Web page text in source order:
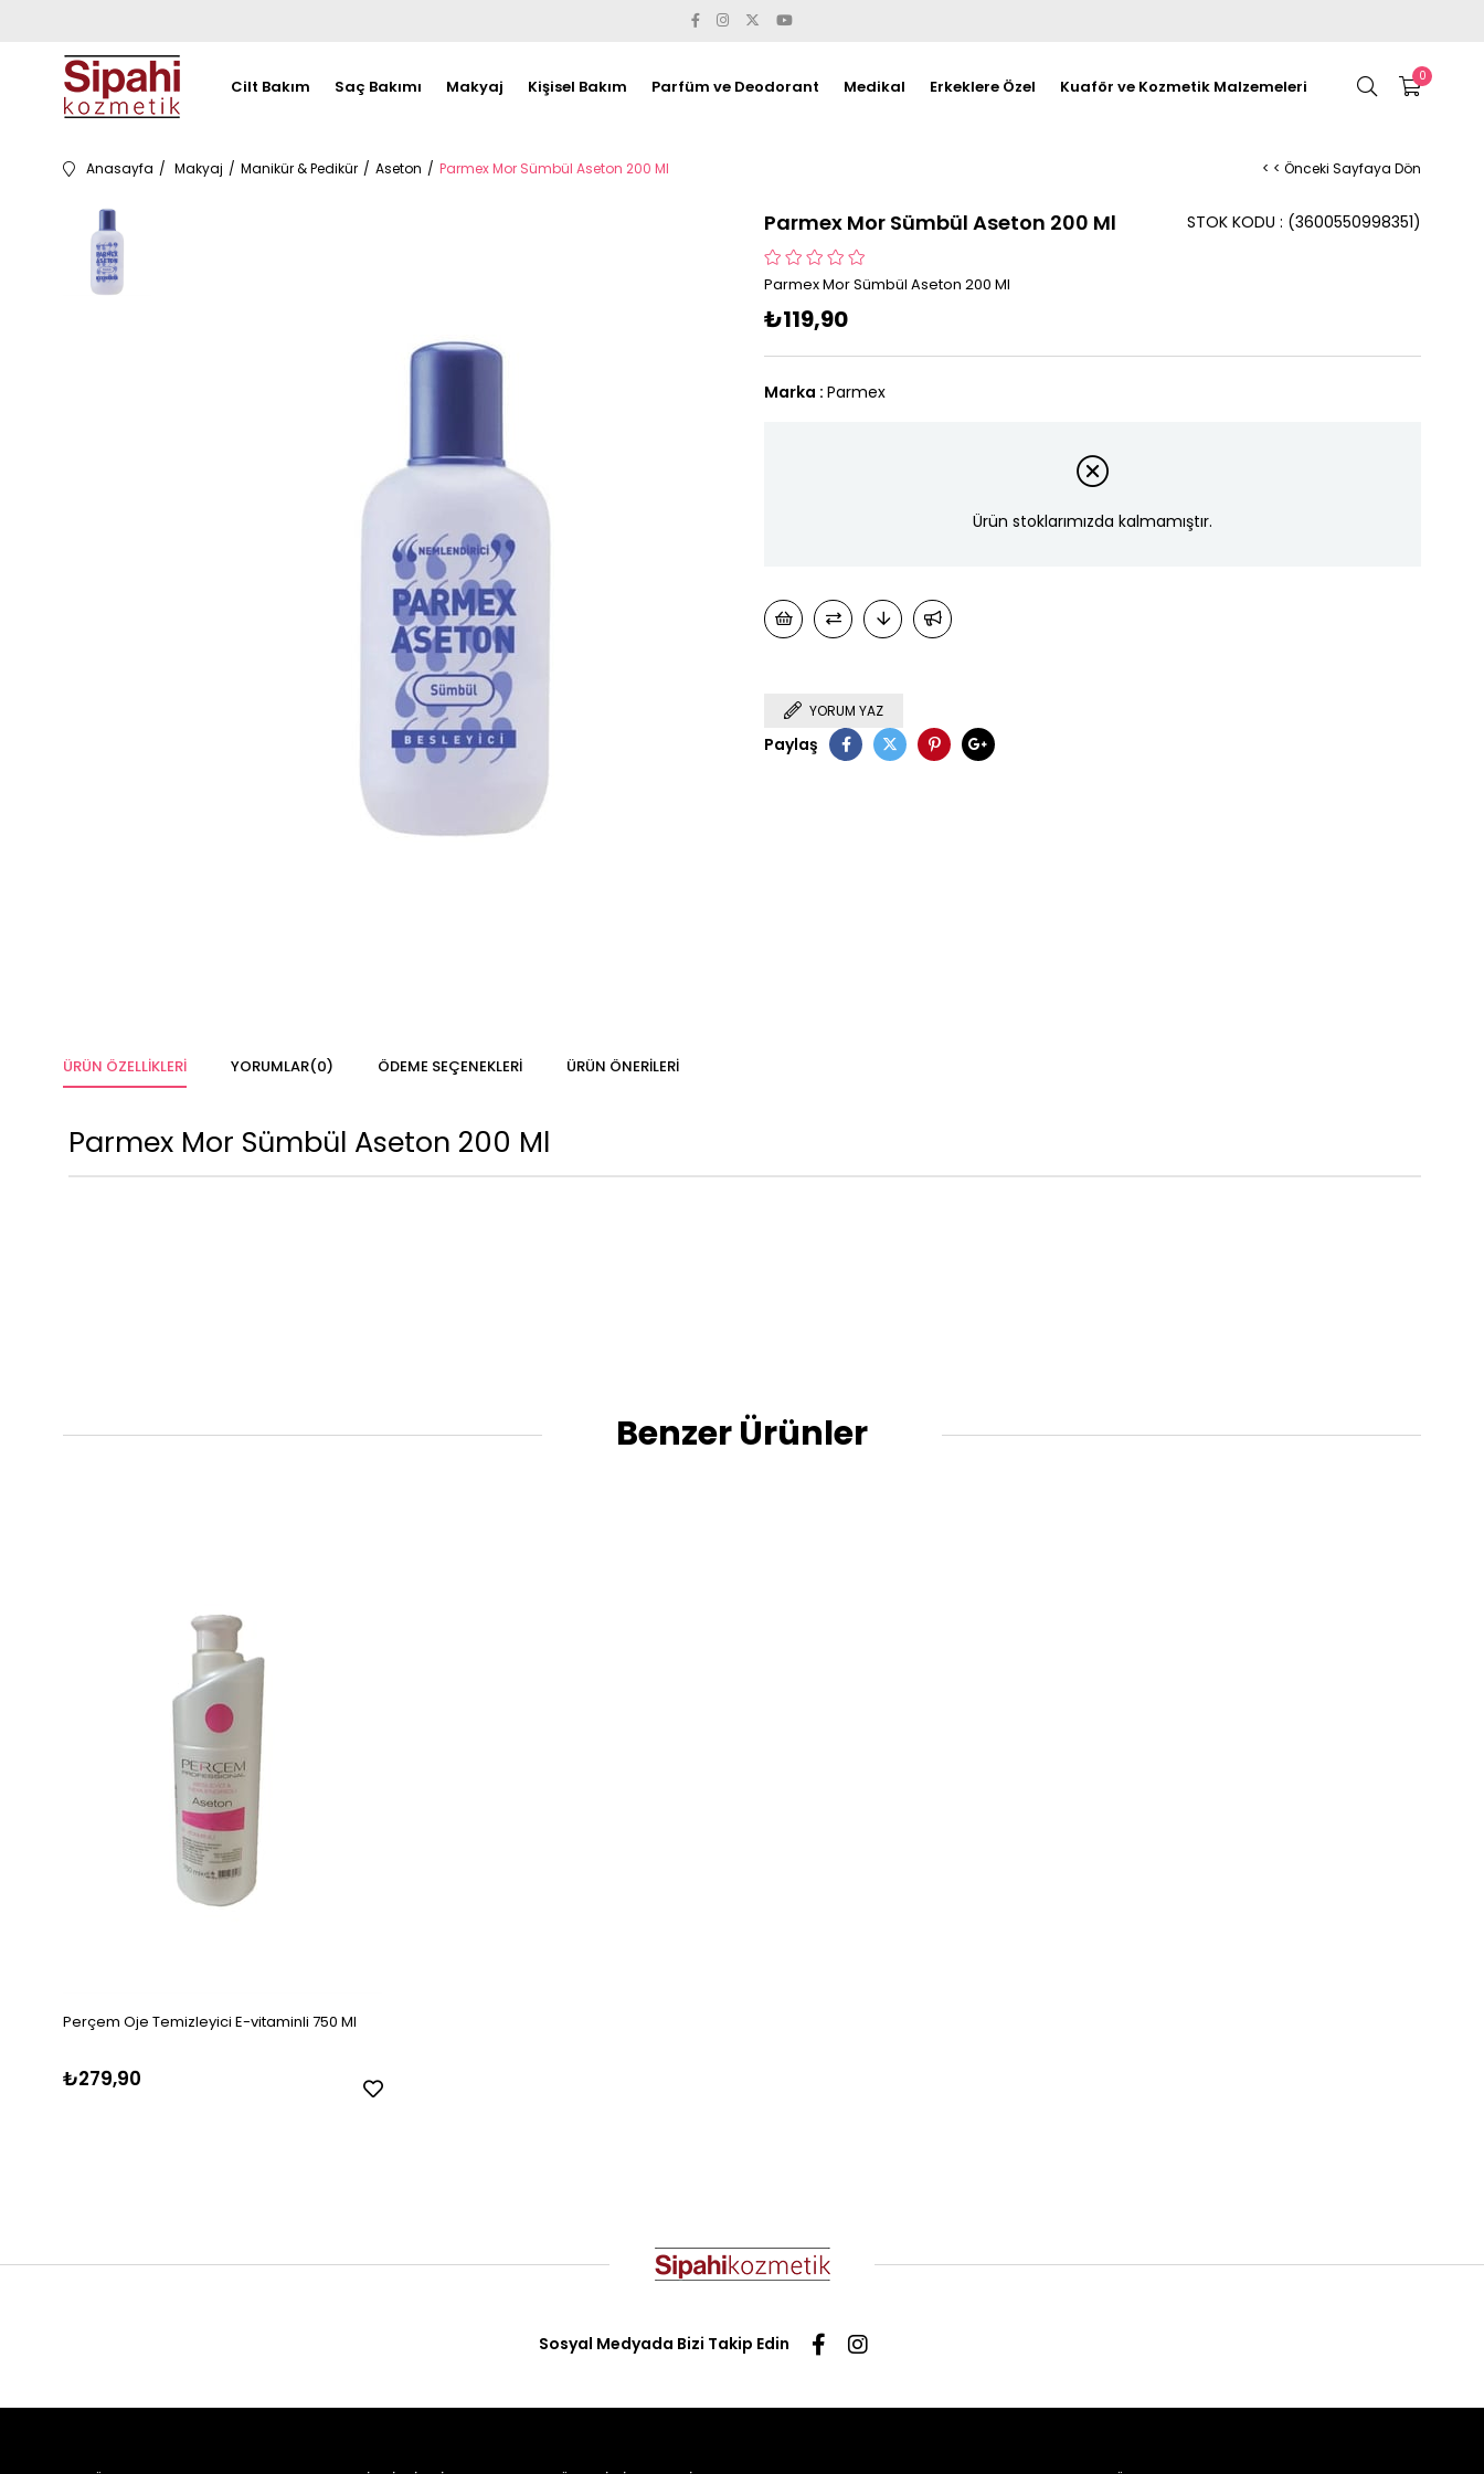
0
Cilt Bakım Saç Bakımı Makyaj Kişisel Bakım Parfüm ve Deodorant Medikal Erkeklere Özel Kuaför ve Kozmetik Malzemeleri
Anasayfa Makyaj Manikür & Pedikür Aseton Parmex Mor Sümbül Aseton 200 Ml < < Önceki Sayfaya Dön
Parmex Mor Sümbül Aseton 200 Ml STOK KODU (3600550998351)
Parmex Mor Sümbül Aseton 200 Ml
₺119,90
Marka : Parmex
Ürün stoklarımızda kalmamıştır.
YORUM YAZ
Paylaş
ÜRÜN ÖZELLIKLERI YORUMLAR(0) ÖDEME SEÇENEKLERI ÜRÜN ÖNERILERI
Parmex Mor Sümbül Aseton 200 Ml
Benzer Ürünler
Perçem Oje Temizleyici E-vitaminli 750 Ml
₺279,90
Sosyal Medyada Bizi Takip Edin